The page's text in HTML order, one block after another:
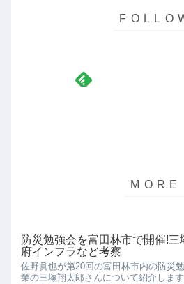
防災勉強会を富田林市で開催!
府インフラなど考察
佐野眞也が第20回の富田林市内の防災
業の三塚翔太郎さんについて紹介しま